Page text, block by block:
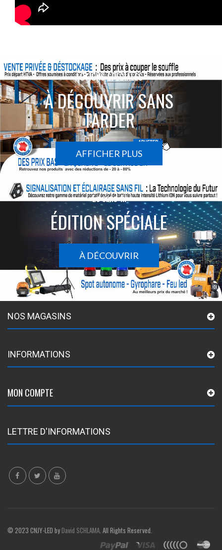
ACTIONS SPÉCIALES
À DÉCOUVRIR SANS
TARDER
AFFICHER PLUS
Le sans-fil
ÉDITION SPÉCIALE
À DÉCOUVRIR
NOS MAGASINS
INFORMATIONS
MON COMPTE
LETTRE D'INFORMATIONS
© 2023 CNJY-LED byDavid SCHLAMA . All Rights Reserved.